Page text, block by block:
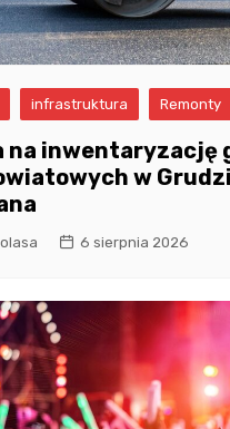
infrastruktura Remonty
na inwentaryzację
w
6 sierpnia 2026